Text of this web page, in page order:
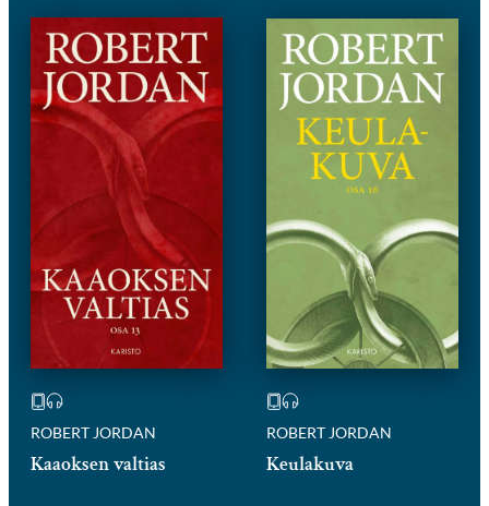
ROBERT JORDAN
Kaaoksen valtias
ROBERT JORDAN
Keulakuva